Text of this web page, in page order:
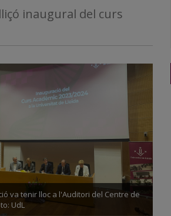
inaugural del curs
va tenir lloc a l'Auditori del Centre de
UdL